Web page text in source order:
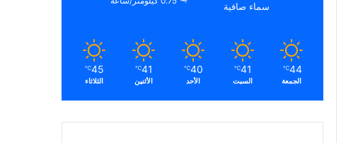
سماء صافية
44
℃
الجمعة
41
℃
السبت
40
℃
الأحد
41
℃
الأثنين
45
℃
الثلاثاء